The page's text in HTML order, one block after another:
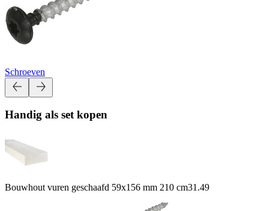
Schroeven
Handig als set kopen
Bouwhout vuren geschaafd 59x156 mm 210 cm31.49